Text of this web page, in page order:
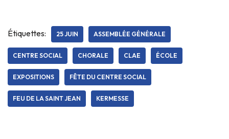
Étiquettes: 25 JUIN ASSEMBLÉE GÉNÉRALE
CENTRE SOCIAL CHORALE CLAE ÉCOLE
EXPOSITIONS FÊTE DU CENTRE SOCIAL
FEU DE LA SAINT JEAN KERMESSE